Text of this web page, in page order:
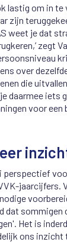
lastig om in te
zijn
weet je dat
zegt
over
die
daarmee iets
voor een
perspectief
jaarcijfers.
dat sommigen
Het is
ons inzicht